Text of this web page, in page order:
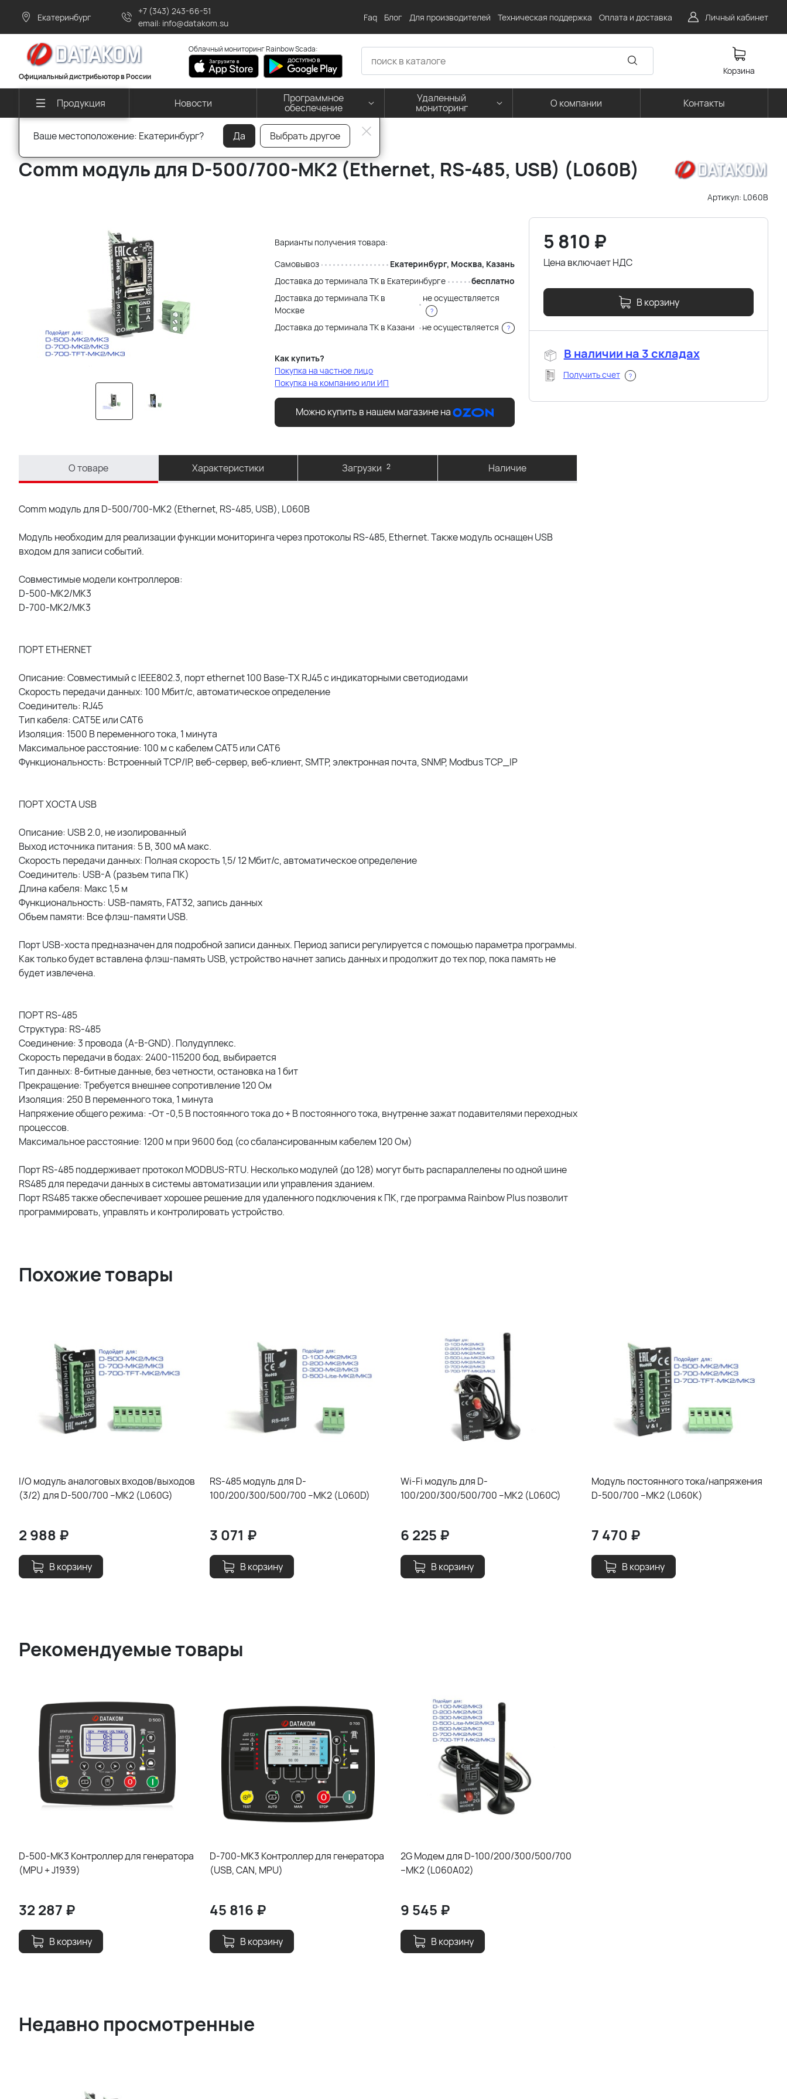
Екатеринбург
+7 (343) 243-66-51
email: info@datakom.su
Faq Блог Для производителей Техническая поддержка Оплата и доставка Личный кабинет
Официальный дистрибьютор в России
Облачный мониторинг Rainbow Scada:
Корзина
Продукция Новости Программное
обеспечение
Удаленный
мониторинг О компании Контакты
Главная Продукция для генераторов Модули plug-in
Артикул: L060B
Comm модуль для D-500/700-MK2 (Ethernet, RS-485, USB) (L060B)
Варианты получения товара:
Самовывоз
Екатеринбург, Москва, Казань
Доставка до терминала ТК в Екатеринбурге
бесплатно
Доставка до терминала ТК в
Москве
не осуществляется
?
Доставка до терминала ТК в Казани не осуществляется ?
Как купить?
Покупка на частное лицо
Покупка на компанию или ИП
Можно купить в нашем магазине на
5 810 ₽
Цена включает НДС
В корзину
В наличии на 3 складах
Получить счет ?
О товаре Характеристики Загрузки 2 Наличие
Comm модуль для D-500/700-MK2 (Ethernet, RS-485, USB), L060B
Модуль необходим для реализации функции мониторинга через протоколы RS-485, Ethernet. Также модуль оснащен USB
входом для записи событий.
Совместимые модели контроллеров:
D-500-MK2/MK3
D-700-MK2/MK3
ПОРТ ETHERNET
Описание: Совместимый с IEEE802.3, порт ethernet 100 Base-TX RJ45 с индикаторными светодиодами
Скорость передачи данных: 100 Мбит/с, автоматическое определение
Соединитель: RJ45
Тип кабеля: CAT5E или CAT6
Изоляция: 1500 В переменного тока, 1 минута
Максимальное расстояние: 100 м с кабелем CAT5 или CAT6
Функциональность: Встроенный TCP/IP, веб-сервер, веб-клиент, SMTP, электронная почта, SNMP, Modbus TCP_IP
ПОРТ ХОСТА USB
Описание: USB 2.0, не изолированный
Выход источника питания: 5 В, 300 мА макс.
Скорость передачи данных: Полная скорость 1,5/ 12 Мбит/с, автоматическое определение
Соединитель: USB-A (разъем типа ПК)
Длина кабеля: Макс 1,5 м
Функциональность: USB-память, FAT32, запись данных
Объем памяти: Все флэш-памяти USB.
Порт USB-хоста предназначен для подробной записи данных. Период записи регулируется с помощью параметра программы.
Как только будет вставлена флэш-память USB, устройство начнет запись данных и продолжит до тех пор, пока память не
будет извлечена.
ПОРТ RS-485
Структура: RS-485
Соединение: 3 провода (A-B-GND). Полудуплекс.
Скорость передачи в бодах: 2400-115200 бод, выбирается
Тип данных: 8-битные данные, без четности, остановка на 1 бит
Прекращение: Требуется внешнее сопротивление 120 Ом
Изоляция: 250 В переменного тока, 1 минута
Напряжение общего режима: -От -0,5 В постоянного тока до + В постоянного тока, внутренне зажат подавителями переходных
процессов.
Максимальное расстояние: 1200 м при 9600 бод (со сбалансированным кабелем 120 Ом)
Порт RS-485 поддерживает протокол MODBUS-RTU. Несколько модулей (до 128) могут быть распараллелены по одной шине
RS485 для передачи данных в системы автоматизации или управления зданием.
Порт RS485 также обеспечивает хорошее решение для удаленного подключения к ПК, где программа Rainbow Plus позволит
программировать, управлять и контролировать устройство.
Похожие товары
I/O модуль аналоговых входов/выходов
(3/2) для D-500/700 –MK2 (L060G)
2 988 ₽
В корзину
RS-485 модуль для D-
100/200/300/500/700 –MK2 (L060D)
3 071 ₽
В корзину
Wi-Fi модуль для D-
100/200/300/500/700 –MK2 (L060C)
6 225 ₽
В корзину
Модуль постоянного тока/напряжения
D-500/700 –MK2 (L060K)
7 470 ₽
В корзину
Рекомендуемые товары
D-500-MK3 Контроллер для генератора
(MPU + J1939)
32 287 ₽
В корзину
D-700-MK3 Контроллер для генератора
(USB, CAN, MPU)
45 816 ₽
В корзину
2G Модем для D-100/200/300/500/700
–MK2 (L060A02)
9 545 ₽
В корзину
Недавно просмотренные
Ваше местоположение: Екатеринбург? Да Выбрать другое